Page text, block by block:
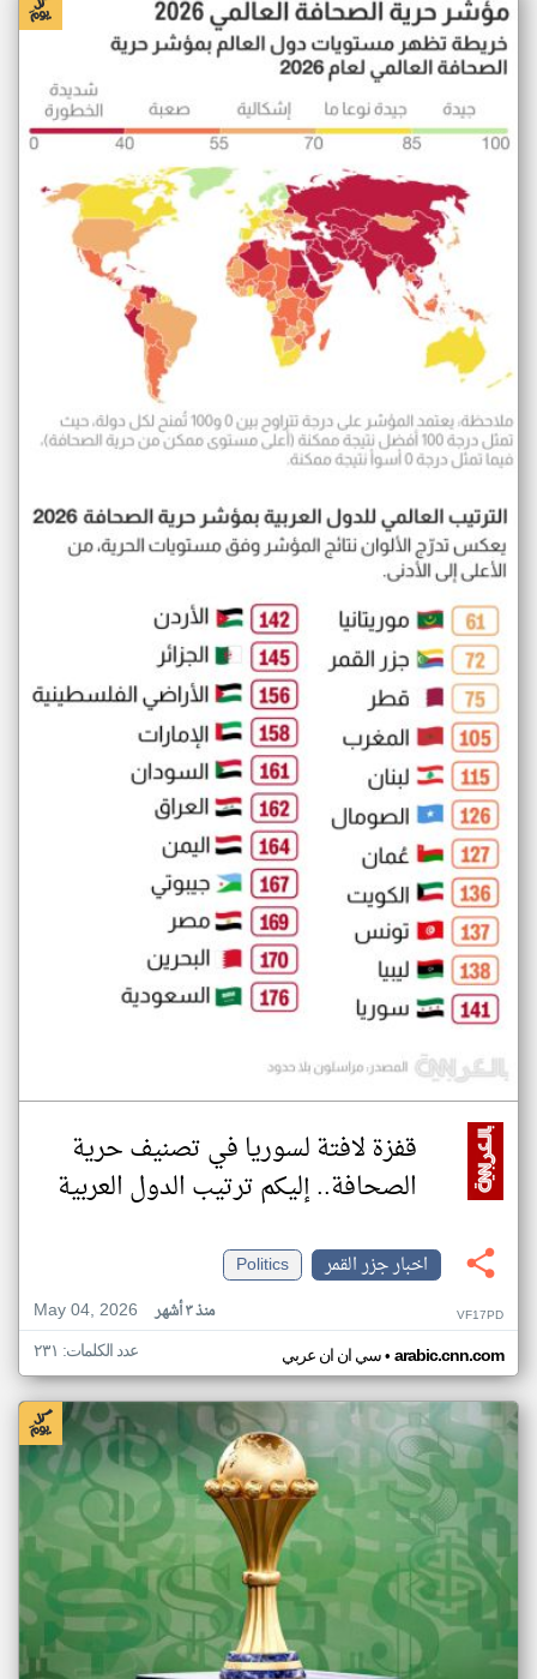
قفزة لافتة لسوريا في تصنيف حرية
الصحافة.. إليكم ترتيب الدول العربية
اخبار جزر القمر
Politics
May 04, 2026
منذ ٣ أشهر VF17PD
سي ان ان عربي• arabic.cnn.com عدد الكلمات: ٢٣١